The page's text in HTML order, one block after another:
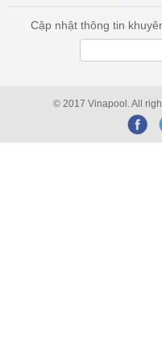
Cập nhật thông tin
© 2017 Vinapool. All